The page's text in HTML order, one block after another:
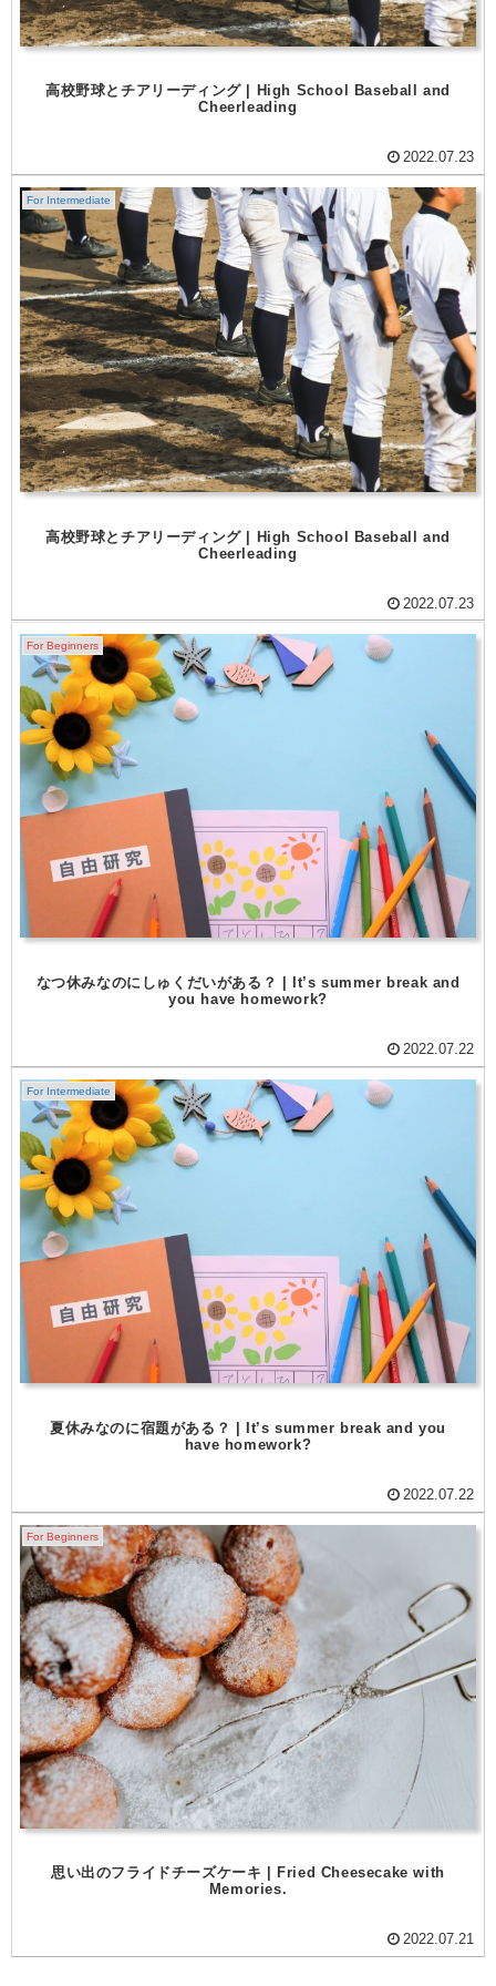
高校野球とチアリーディング | High School Baseball and
Cheerleading
2022.07.23
For Intermediate
高校野球とチアリーディング | High School Baseball and
Cheerleading
2022.07.23
For Beginners
なつ休みなのにしゅくだいがある？ | It’s summer break and
you have homework?
2022.07.22
For Intermediate
夏休みなのに宿題がある？ | It’s summer break and you
have homework?
2022.07.22
For Beginners
思い出のフライドチーズケーキ | Fried Cheesecake with
Memories.
2022.07.21